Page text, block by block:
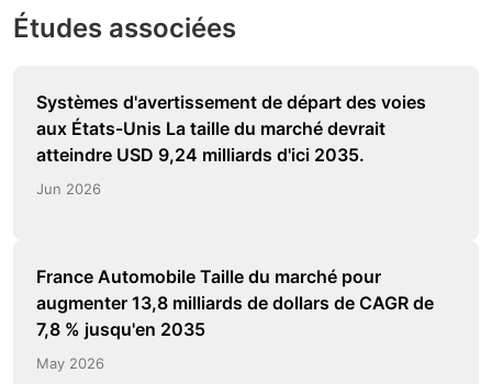
Études associées
Systèmes d'avertissement de départ des voies
aux États-Unis La taille du marché devrait
atteindre USD 9,24 milliards d'ici 2035.
Jun 2026
France Automobile Taille du marché pour
augmenter 13,8 milliards de dollars de CAGR de
7,8 % jusqu'en 2035
May 2026